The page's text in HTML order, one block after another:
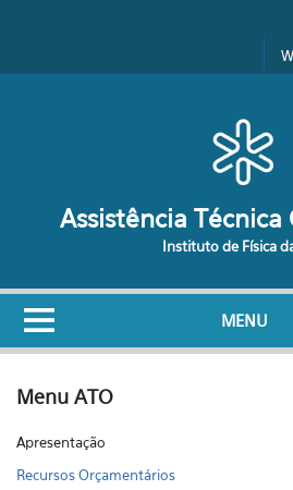
Formulário de
Assistência Técnica
Instituto de Física
MENU
Menu ATO
Apresentação
Recursos Orçamentários